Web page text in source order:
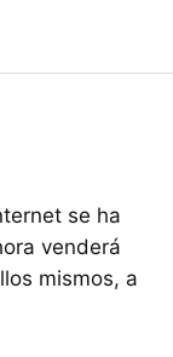
se ha
venderá
mismos, a